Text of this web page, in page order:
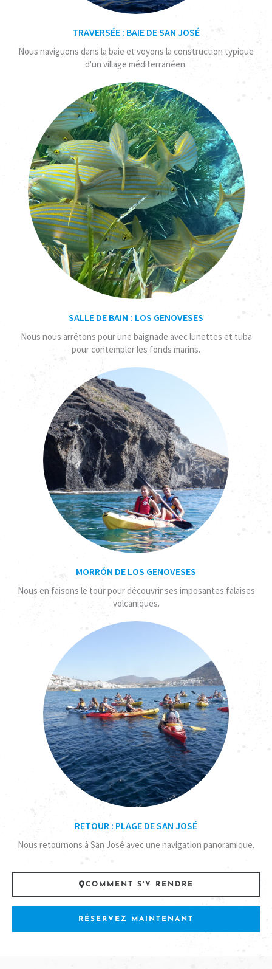
TRAVERSÉE : BAIE DE SAN JOSÉ
Nous naviguons dans la baie et voyons la construction typique
d'un village méditerranéen.
SALLE DE BAIN : LOS GENOVESES
Nous nous arrêtons pour une baignade avec lunettes et tuba
pour contempler les fonds marins.
MORRÓN DE LOS GENOVESES
Nous en faisons le tour pour découvrir ses imposantes falaises
volcaniques.
RETOUR : PLAGE DE SAN JOSÉ
Nous retournons à San José avec une navigation panoramique.
COMMENT S'Y RENDRE
RÉSERVEZ MAINTENANT